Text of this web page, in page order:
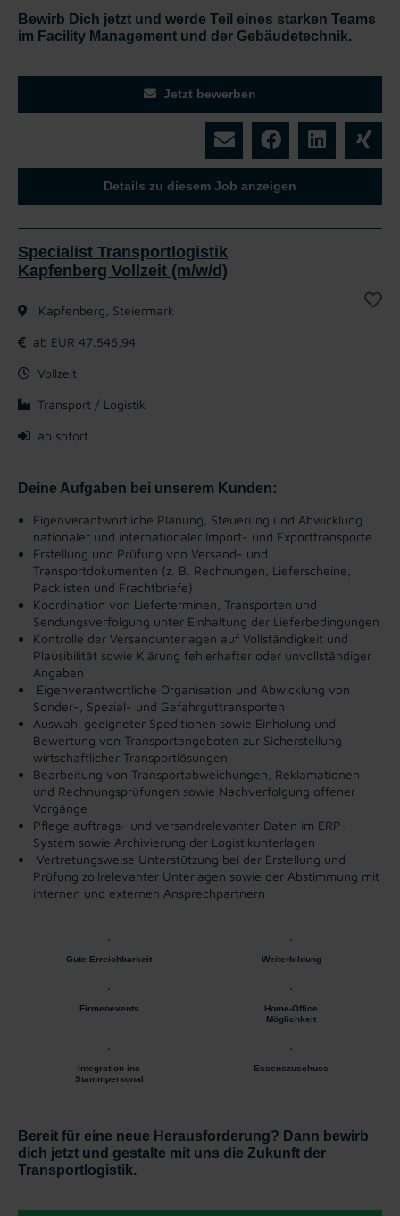
Bewirb Dich jetzt und werde Teil eines starken Teams
im Facility Management und der Gebäudetechnik.
Jetzt bewerben
Details zu diesem Job anzeigen
Specialist Transportlogistik
Kapfenberg Vollzeit (m/w/d)
Kapfenberg, Steiermark
ab EUR 47.546,94
Vollzeit
Transport / Logistik
ab sofort
Deine Aufgaben bei unserem Kunden:
Eigenverantwortliche Planung, Steuerung und Abwicklung
nationaler und internationaler Import- und Exporttransporte
Erstellung und Prüfung von Versand- und
Transportdokumenten (z. B. Rechnungen, Lieferscheine,
Packlisten und Frachtbriefe)
Koordination von Lieferterminen, Transporten und
Sendungsverfolgung unter Einhaltung der Lieferbedingungen
Kontrolle der Versandunterlagen auf Vollständigkeit und
Plausibilität sowie Klärung fehlerhafter oder unvollständiger
Angaben
Eigenverantwortliche Organisation und Abwicklung von
Sonder-, Spezial- und Gefahrguttransporten
Auswahl geeigneter Speditionen sowie Einholung und
Bewertung von Transportangeboten zur Sicherstellung
wirtschaftlicher Transportlösungen
Bearbeitung von Transportabweichungen, Reklamationen
und Rechnungsprüfungen sowie Nachverfolgung offener
Vorgänge
Pflege auftrags- und versandrelevanter Daten im ERP-
System sowie Archivierung der Logistikunterlagen
Vertretungsweise Unterstützung bei der Erstellung und
Prüfung zollrelevanter Unterlagen sowie der Abstimmung mit
internen und externen Ansprechpartnern
Gute Erreichbarkeit Weiterbildung
Firmenevents
Home-Office
Möglichkeit
Integration ins
Stammpersonal
Essenszuschuss
Bereit für eine neue Herausforderung? Dann bewirb
dich jetzt und gestalte mit uns die Zukunft der
Transportlogistik.